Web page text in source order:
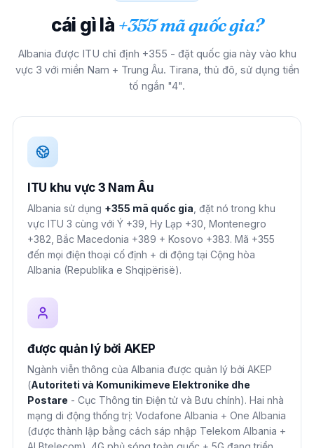
cái gì là +355 mã quốc gia?
Albania được ITU chỉ định +355 - đặt quốc gia này vào khu
vực 3 với miền Nam + Trung Âu. Tirana, thủ đô, sử dụng tiền
tố ngắn "4".
ITU khu vực 3 Nam Âu
Albania sử dụng +355 mã quốc gia , đặt nó trong khu
vực ITU 3 cùng với Ý +39, Hy Lạp +30, Montenegro
+382, Bắc Macedonia +389 + Kosovo +383. Mã +355
đến mọi điện thoại cố định + di động tại Cộng hòa
Albania (Republika e Shqipërisë).
được quản lý bởi AKEP
Ngành viễn thông của Albania được quản lý bởi AKEP
(Autoriteti và Komunikimeve Elektronike dhe
Postare - Cục Thông tin Điện tử và Bưu chính). Hai nhà
mạng di động thống trị: Vodafone Albania + One Albania
(được thành lập bằng cách sáp nhập Telekom Albania +